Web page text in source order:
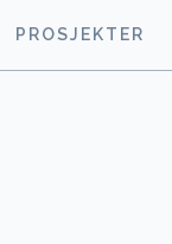
PROSJEKTER